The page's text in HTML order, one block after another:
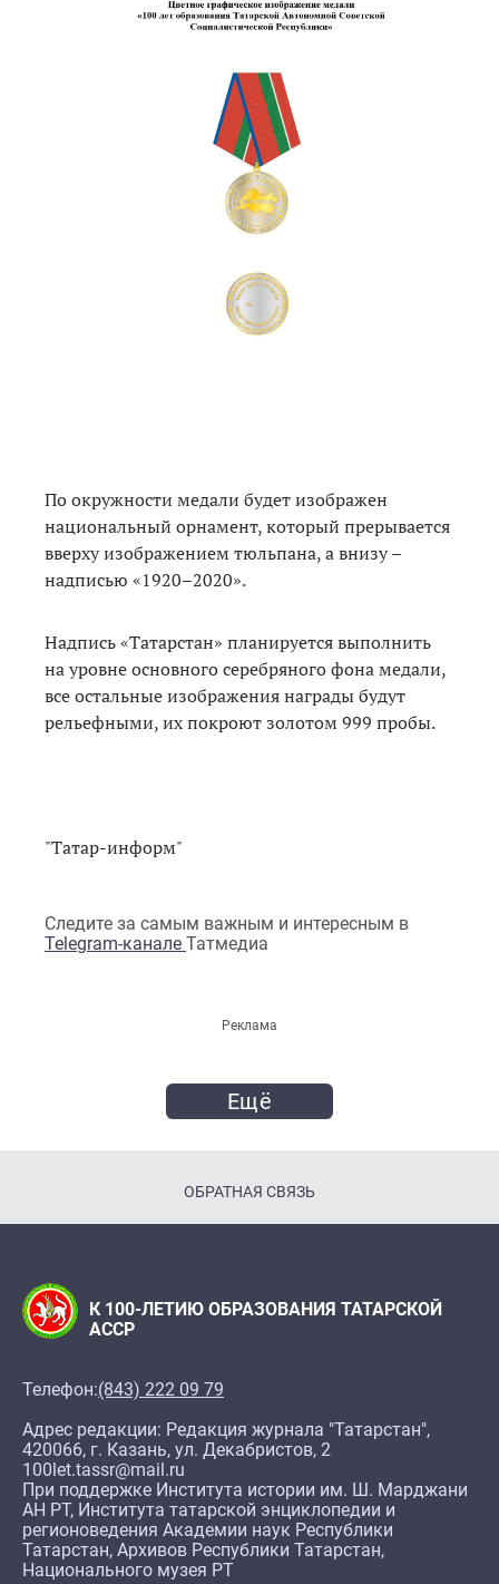
По окружности медали будет изображен
национальный орнамент, который прерывается
вверху изображением тюльпана, а внизу –
надписью «1920–2020».
Надпись «Татарстан» планируется выполнить
на уровне основного серебряного фона медали,
все остальные изображения награды будут
рельефными, их покроют золотом 999 пробы.
"Татар-информ"
Следите за самым важным и интересным в
Telegram-канале Татмедиа
Реклама
Ещё
ОБРАТНАЯ СВЯЗЬ
К 100-ЛЕТИЮ ОБРАЗОВАНИЯ ТАТАРСКОЙ
АССР
Телефон:(843) 222 09 79
Адрес редакции: Редакция журнала "Татарстан",
420066, г. Казань, ул. Декабристов, 2
100let.tassr@mail.ru
При поддержке Института истории им. Ш. Марджани
АН РТ, Института татарской энциклопедии и
регионоведения Академии наук Республики
Татарстан, Архивов Республики Татарстан,
Национального музея РТ